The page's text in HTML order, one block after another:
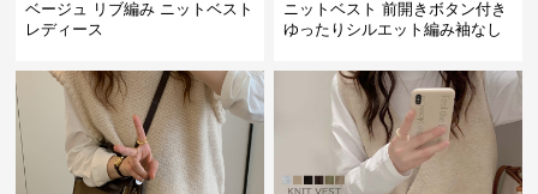
ベージュ リブ編み ニットベスト
レディース
ニットベスト 前開きボタン付き
ゆったりシルエット編み袖なし